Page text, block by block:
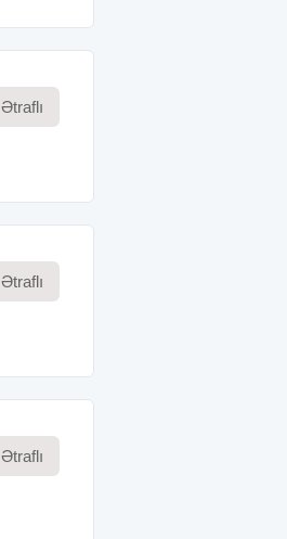
Ətraflı
Ətraflı
Ətraflı